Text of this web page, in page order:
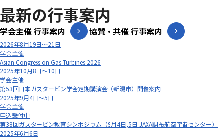
最新の行事案内
学会主催 行事案内 協賛・共催 行事案内
2026年8月19日～21日
学会主催
Asian Congress on Gas Turbines 2026
2025年10月8日～10日
学会主催
第53回日本ガスタービン学会定期講演会（新潟市）開催案内
2025年9月4日～5日
学会主催
申込受付中
第38回ガスタービン教育シンポジウム（9月4日,5日 JAXA調布航空宇宙センター）
2025年6月6日